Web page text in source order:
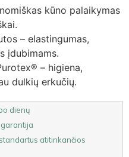
kūno palaikymas
– elastingumas,
įdubimams.
– higiena,
dulkių erkučių.
dienų
atitinkančios